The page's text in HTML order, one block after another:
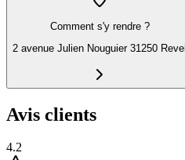
Comment s'y rendre ?
2 avenue Julien Nouguier 31250 Revel
Avis clients
4.2